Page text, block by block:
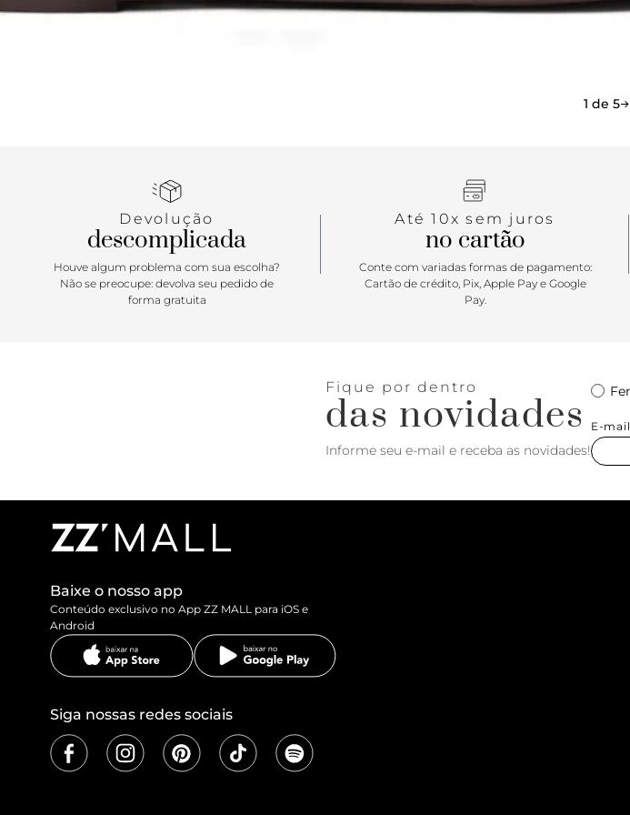
1 de 5
Devolução
descomplicada
Houve algum problema com sua escolha?
Não se preocupe: devolva seu pedido de
forma gratuita
Até 10x sem juros
no cartão
Conte com variadas formas de pagamento:
Cartão de crédito, Pix, Apple Pay e Google
Pay.
Fique por dentro
das novidades
Informe seu e-mail e receba as novidades!
E-
Baixe o nosso app
Conteúdo exclusivo no App ZZ MALL para iOS e
Android
Siga nossas redes sociais